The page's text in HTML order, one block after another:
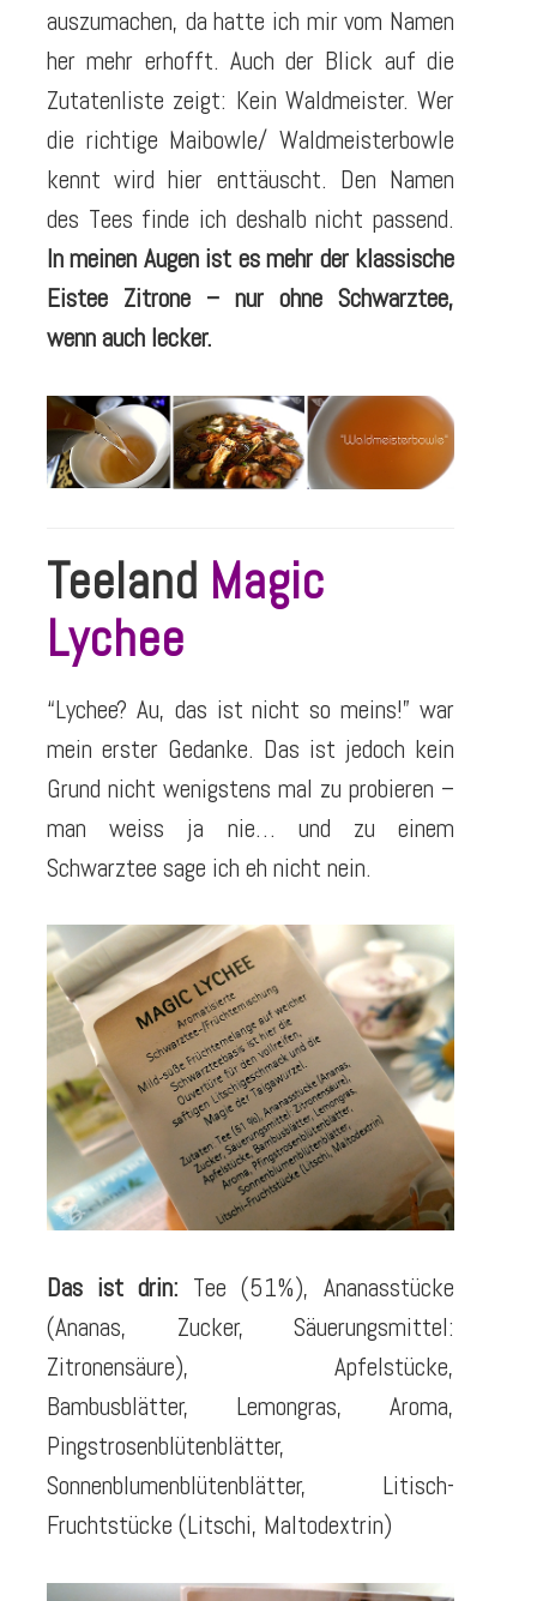
auszumachen, da hatte ich mir vom Namen
her mehr erhofft. Auch der Blick auf die
Zutatenliste zeigt: Kein Waldmeister. Wer
die richtige Maibowle/ Waldmeisterbowle
kennt wird hier enttäuscht. Den Namen
des Tees finde ich deshalb nicht passend.
In meinen Augen ist es mehr der klassische
Eistee Zitrone – nur ohne Schwarztee,
wenn auch lecker.
Teeland Magic
Lychee
“Lychee? Au, das ist nicht so meins!” war
mein erster Gedanke. Das ist jedoch kein
Grund nicht wenigstens mal zu probieren –
man weiss ja nie… und zu einem
Schwarztee sage ich eh nicht nein.
Das ist drin: Tee (51%), Ananasstücke
(Ananas, Zucker, Säuerungsmittel:
Zitronensäure), Apfelstücke,
Bambusblätter, Lemongras, Aroma,
Pingstrosenblütenblätter,
Sonnenblumenblütenblätter, Litisch-
Fruchtstücke (Litschi, Maltodextrin)